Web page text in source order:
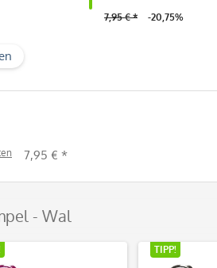
7,95 € * -20,75%
7,95 € *
- Wal
TIPP!